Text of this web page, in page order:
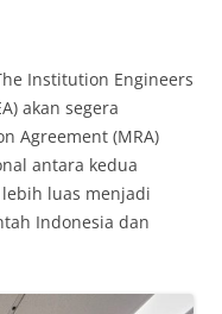
Institution Engineers
akan segera
Agreement (MRA)
antara kedua
luas menjadi
Indonesia dan